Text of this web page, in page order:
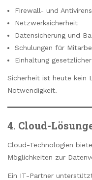
Firewall- und
Netzwerksicherheit
Datensicherung und
Schulungen für
Einhaltung
Sicherheit ist heute kein
Notwendigkeit.
4. Cloud-
Cloud-Technologien
Möglichkeiten zur
Ein IT-Partner